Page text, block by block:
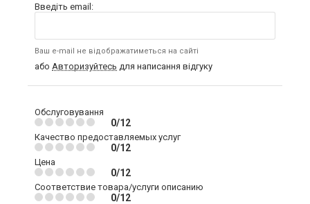
Введіть email:
Ваш e-mail не відображатиметься на сайті
або Авторизуйтесь для написання відгуку
Обслуговування
0/12
Качество предоставляемых услуг
0/12
Цена
0/12
Соответствие товара/услуги описанию
0/12